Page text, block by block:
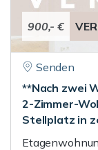
900,- €
Senden
**Nach zwei
2-Zimmer-
Stellplatz in